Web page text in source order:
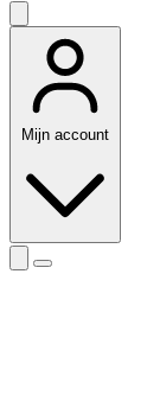
Mijn account